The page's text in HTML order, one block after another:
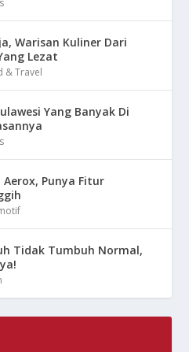
Warisan Kuliner Dari
Lezat
& Travel
Yang Banyak Di
Punya Fitur
Tidak Tumbuh Normal,